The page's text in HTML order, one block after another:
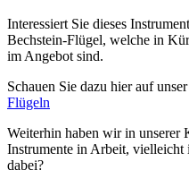
Interessiert Sie dieses
Bechstein-Flügel, welche in
im Angebot sind.
Schauen Sie dazu hier auf unser
Flügeln
Weiterhin haben wir in unserer
Instrumente in Arbeit, vielleicht
dabei?